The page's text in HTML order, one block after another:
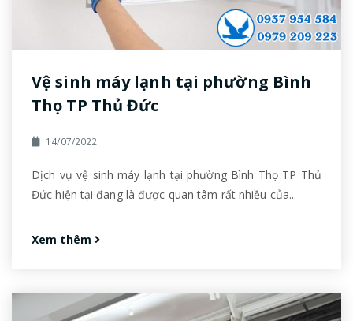
Vệ sinh máy lạnh tại phường Bình
Thọ TP Thủ Đức
14/07/2022
Dịch vụ vệ sinh máy lạnh tại phường Bình Thọ TP Thủ
Đức hiện tại đang là được quan tâm rất nhiều của...
Xem thêm